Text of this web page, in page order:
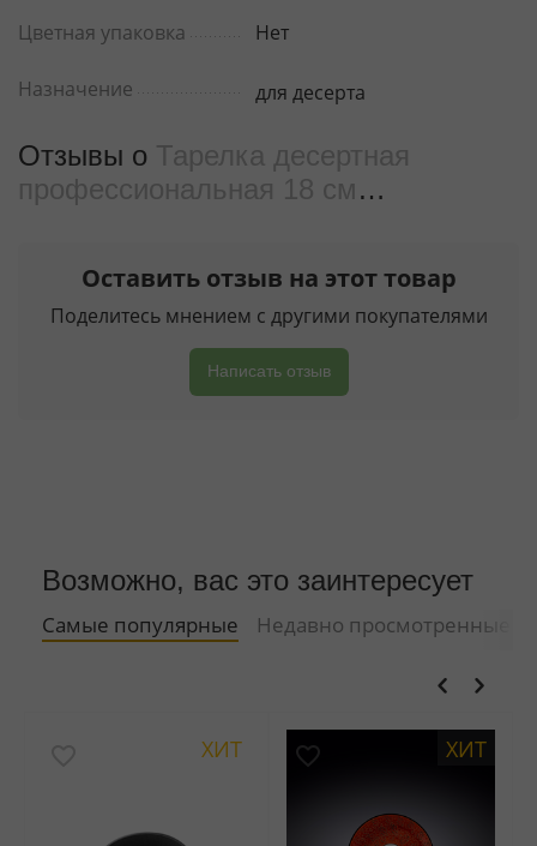
Цветная упаковка Нет
Назначение для десерта
Отзывы о Тарелка десертная
профессиональная 18 см
Оставить отзыв на этот товар
Поделитесь мнением с другими покупателями
Написать отзыв
Возможно, вас это заинтересует
Самые популярные Недавно просмотренные
ХИТ ХИТ